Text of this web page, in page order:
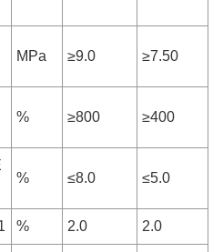
MPa ≥9.0 ≥7.50
% ≥800 ≥400
% ≤8.0 ≤5.0
% 2.0 2.0